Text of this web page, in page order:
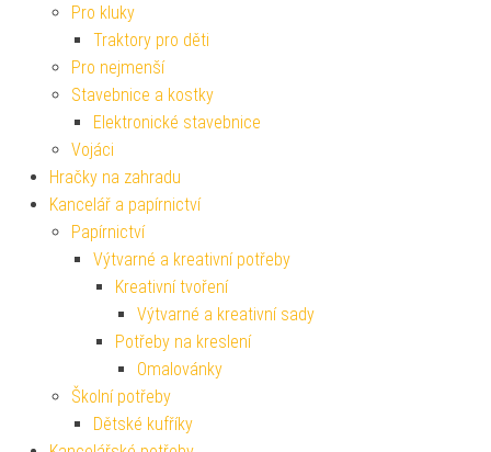
Pro kluky
Traktory pro děti
Pro nejmenší
Stavebnice a kostky
Elektronické stavebnice
Vojáci
Hračky na zahradu
Kancelář a papírnictví
Papírnictví
Výtvarné a kreativní potřeby
Kreativní tvoření
Výtvarné a kreativní sady
Potřeby na kreslení
Omalovánky
Školní potřeby
Dětské kufříky